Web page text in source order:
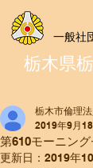
一般社
栃木県
第610モーニン
栃木市倫理
2019年9月
更新日： 2019年